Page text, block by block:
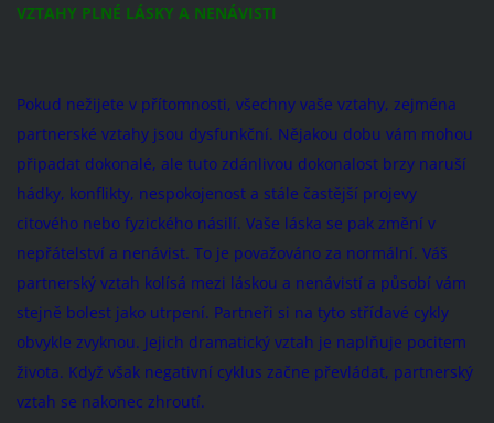
VZTAHY PLNÉ LÁSKY A NENÁVISTI
Pokud nežijete v přítomnosti, všechny vaše vztahy, zejména
partnerské vztahy jsou dysfunkční. Nějakou dobu vám mohou
připadat dokonalé, ale tuto zdánlivou dokonalost brzy naruší
hádky, konflikty, nespokojenost a stále častější projevy
citového nebo fyzického násilí. Vaše láska se pak změní v
nepřátelství a nenávist. To je považováno za normální. Váš
partnerský vztah kolísá mezi láskou a nenávistí a působí vám
stejně bolest jako utrpení. Partneři si na tyto střídavé cykly
obvykle zvyknou. Jejich dramatický vztah je naplňuje pocitem
života. Když však negativní cyklus začne převládat, partnerský
vztah se nakonec zhroutí.